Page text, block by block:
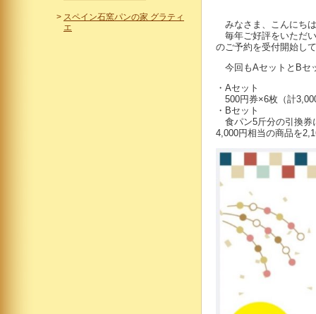
みなさま、こんにち
毎年ご好評をいただ
のご予約を受付開始し
今回もAセットとBセ
・Aセット
500円券×6枚（計
・Bセット
食パン5斤分の引換券
4,000円相当の商品を
スペイン石窯パンの家 グラティ
エ